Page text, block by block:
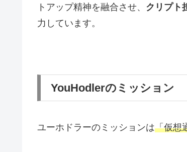
トアップ精神を融合させ、 クリプト
力しています。
YouHodlerのミッション
ユーホドラーのミッションは「仮想